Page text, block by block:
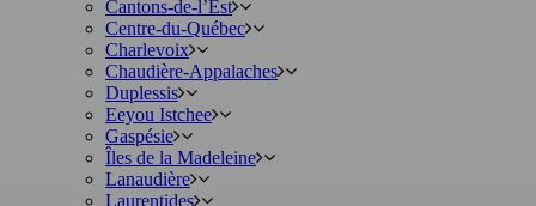
Cantons-de-l’Est
Centre-du-Québec
Charlevoix
Chaudière-Appalaches
Duplessis
Eeyou Istchee
Gaspésie
Îles de la Madeleine
Lanaudière
Laurentides